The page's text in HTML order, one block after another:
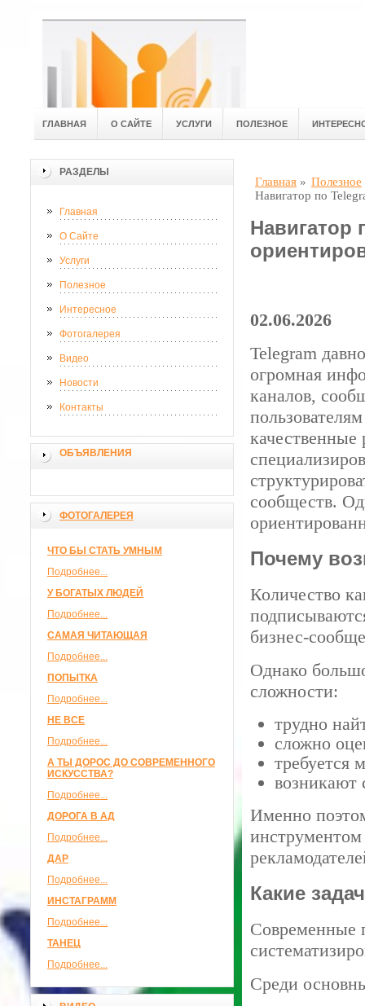
ГЛАВНАЯ О САЙТЕ УСЛУГИ ПОЛЕЗНОЕ
РАЗДЕЛЫ
Главная
О Сайте
Услуги
Полезное
Интересное
Фотогалерея
Видео
Новости
Контакты
ОБЪЯВЛЕНИЯ
ФОТОГАЛЕРЕЯ
ЧТО БЫ СТАТЬ УМНЫМ
Подробнее...
У БОГАТЫХ ЛЮДЕЙ
Подробнее...
САМАЯ ЧИТАЮЩАЯ
Подробнее...
ПОПЫТКА
Подробнее...
НЕ ВСЕ
Подробнее...
А ТЫ ДОРОС ДО СОВРЕМЕННОГО
ИСКУССТВА?
Подробнее...
ДОРОГА В АД
Подробнее...
ДАР
Подробнее...
ИНСТАГРАММ
Подробнее...
ТАНЕЦ
Подробнее...
Главная » Полезное
Навигатор по
Навигатор
02.06.2026
Telegram
огромная
каналов,
сообществ.
Почему
Количество
бизнес-
Однако
сложности:
трудно
сложно
требуется
возникают
Именно
Какие
Современные
Среди